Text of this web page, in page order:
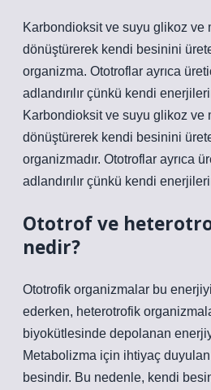
Karbondioksit ve suyu glikoz ve
dönüştürerek kendi besinini
organizma. Ototroflar ayrıca
adlandırılır çünkü kendi
Karbondioksit ve suyu glikoz ve
dönüştürerek kendi besinini
organizmadır. Ototroflar ayrıca
adlandırılır çünkü kendi
Ototrof ve
nedir?
Ototrofik organizmalar bu
ederken, heterotrofik
biyokütlesinde depolanan
Metabolizma için ihtiyaç
besindir. Bu nedenle, kendi